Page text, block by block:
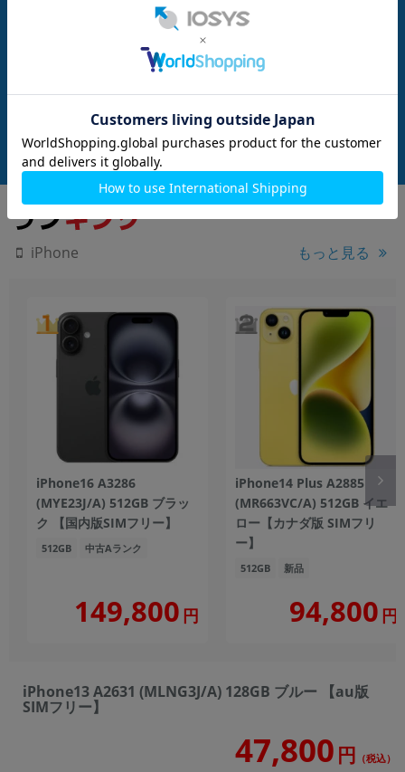
47,800 円 (税込)
【バッテリー80%未満】iPhone13 A
2631 (MLNJ3J/A) 256GB スターライ
付属品: 本体のみ
在庫数：7
中古Bランク
iPhone もっと見る
iPhone16 A3286
(MYE23J/A) 512GB ブラッ
ク 【国内版SIMフリー】
512GB 中古Aランク
149,800 円
iPhone14 Plus A2885
(MR663VC/A) 512GB イエ
ロー【カナダ版 SIMフリ
ー】
512GB 新品
94,800 円
iPhone13 A2631 (MLNG3J/A) 128GB ブルー 【au版
SIMフリー】
47,800 円 （税込）